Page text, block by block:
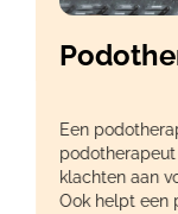
Een
klachten aan
Ook helpt een